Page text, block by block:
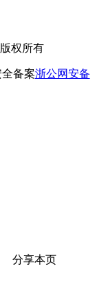
版权所有
浙公网安备
分享本页